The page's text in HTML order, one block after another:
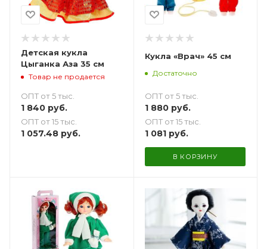
Детская кукла
Цыганка Аза 35 см
Товар не продается
ОПТ от 5 тыс.
1 840 руб.
ОПТ от 15 тыс.
1 057.48 руб.
Кукла «Врач» 45 см
Достаточно
ОПТ от 5 тыс.
1 880руб.
ОПТ от 15 тыс.
1 081руб.
В КОРЗИНУ